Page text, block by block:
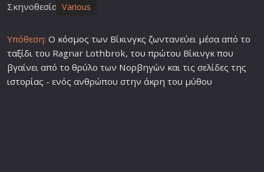
Σκηνοθεσία Various
Υπόθεση: Ο κόσμος των Βίκινγκς ζωντανεύει μέσα από το
ταξίδι του Ragnar Lothbrok, του πρώτου Βίκινγκ που
βγαίνει από το θρύλο των Νορβηγών και τις σελίδες της
ιστορίας - ενός ανθρώπου στην άκρη του μύθου